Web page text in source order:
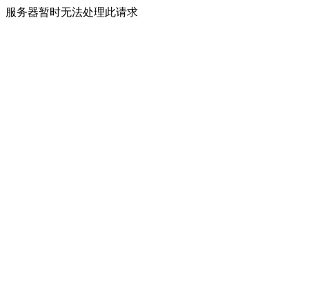
服务器暂时无法处理此请求